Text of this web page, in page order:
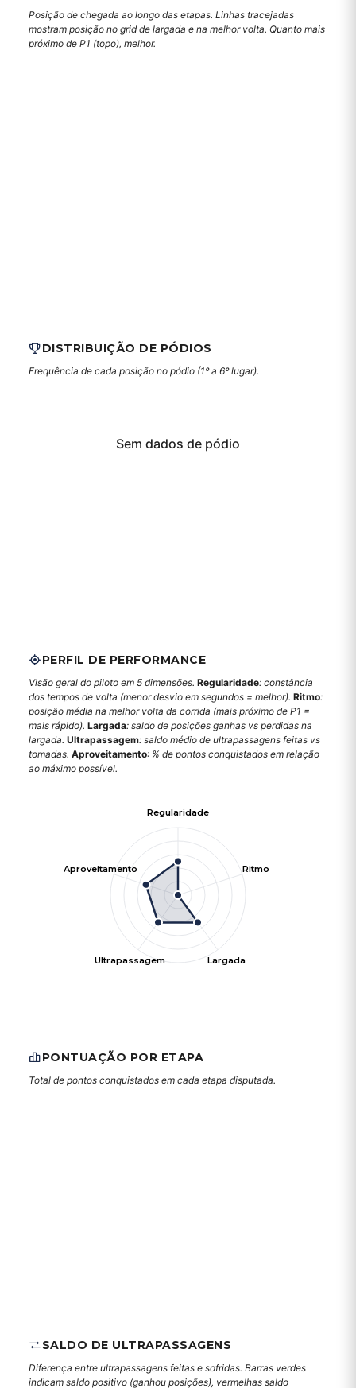
Posição de chegada ao longo das etapas. Linhas tracejadas
mostram posição no grid de largada e na melhor volta. Quanto mais
próximo de P1 (topo), melhor.
DISTRIBUIÇÃO DE PÓDIOS
Frequência de cada posição no pódio (1º a 6º lugar).
Sem dados de pódio
PERFIL DE PERFORMANCE
Visão geral do piloto em 5 dimensões. Regularidade: constância
dos tempos de volta (menor desvio em segundos = melhor). Ritmo:
posição média na melhor volta da corrida (mais próximo de P1 =
mais rápido). Largada: saldo de posições ganhas vs perdidas na
largada. Ultrapassagem: saldo médio de ultrapassagens feitas vs
tomadas. Aproveitamento: % de pontos conquistados em relação
ao máximo possível.
Regularidade
Ritmo
Largada
Ultrapassagem
Aproveitamento
PONTUAÇÃO POR ETAPA
Total de pontos conquistados em cada etapa disputada.
SALDO DE ULTRAPASSAGENS
Diferença entre ultrapassagens feitas e sofridas. Barras verdes
indicam saldo positivo (ganhou posições), vermelhas saldo